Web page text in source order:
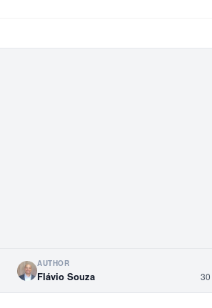
AUTHOR
Flávio Souza